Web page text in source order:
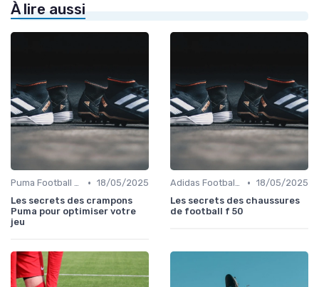
À lire aussi
Puma Football Boots • 18/05/2025
Les secrets des crampons
Puma pour optimiser votre
jeu
Adidas Football Boots • 18/05/2025
Les secrets des chaussures
de football f 50